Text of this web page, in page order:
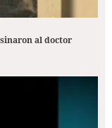
al doctor